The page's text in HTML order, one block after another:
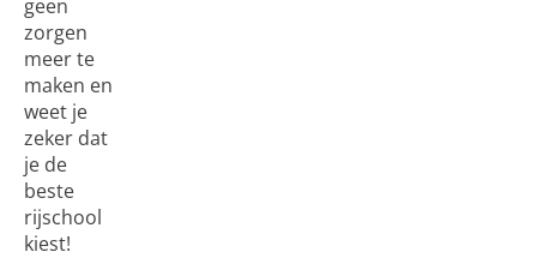
geen
zorgen
meer te
maken en
weet je
zeker dat
je de
beste
rijschool
kiest!